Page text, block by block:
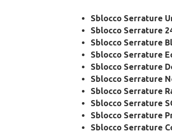
Sblocco Serrature
Sblocco Serrature
Sblocco Serrature
Sblocco Serrature
Sblocco Serrature
Sblocco Serrature
Sblocco Serrature
Sblocco Serrature
Sblocco Serrature
Sblocco Serrature